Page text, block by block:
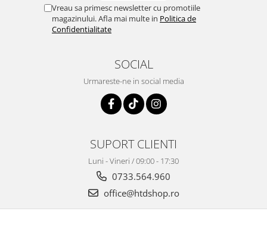
Vreau sa primesc newsletter cu promotiile
magazinului. Afla mai multe in Politica de
Confidentialitate
SOCIAL
Urmareste-ne in social media
SUPORT CLIENTI
Luni - Vineri / 09:00 - 17:30
0733.564.960
office@htdshop.ro